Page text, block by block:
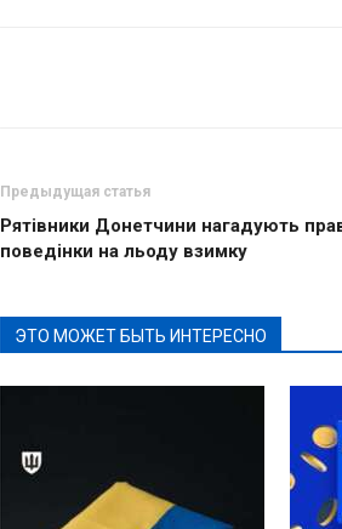
Предыдущая статья
Рятівники Донетчини нагадують
поведінки на льоду взимку
ЭТО МОЖЕТ БЫТЬ ИНТЕРЕСНО